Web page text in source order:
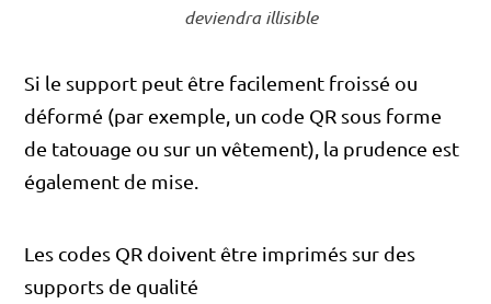
deviendra illisible
Si le support peut être facilement froissé ou
déformé (par exemple, un code QR sous forme
de tatouage ou sur un vêtement), la prudence est
également de mise.
Les codes QR doivent être imprimés sur des
supports de qualité